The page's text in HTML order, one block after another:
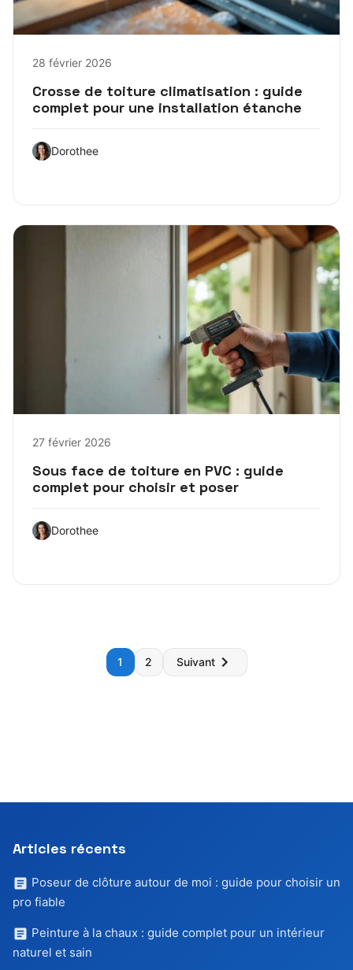
28 février 2026
Crosse de toiture climatisation : guide
complet pour une installation étanche
Dorothee
27 février 2026
Sous face de toiture en PVC : guide
complet pour choisir et poser
Dorothee
Pagination
des
1 2 Suivant
Articles récents
Poseur de clôture autour de moi : guide pour choisir un
pro fiable
Peinture à la chaux : guide complet pour un intérieur
naturel et sain